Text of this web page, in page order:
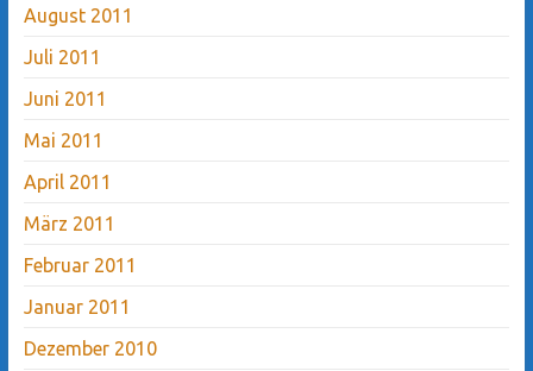
August 2011
Juli 2011
Juni 2011
Mai 2011
April 2011
März 2011
Februar 2011
Januar 2011
Dezember 2010